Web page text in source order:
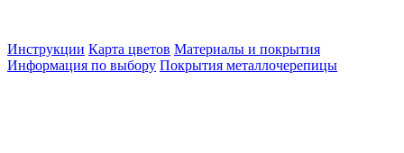
Инструкции Карта цветов Материалы и покрытия
Информация по выбору Покрытия металлочерепицы